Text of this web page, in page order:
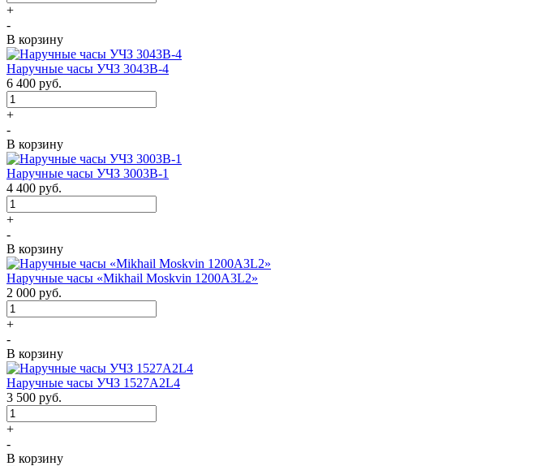
+
-
В корзину
Наручные часы УЧЗ 3043В-4
6 400 руб.
+
-
В корзину
Наручные часы УЧЗ 3003B-1
4 400 руб.
+
-
В корзину
Наручные часы «Mikhail Moskvin 1200A3L2»
2 000 руб.
+
-
В корзину
Наручные часы УЧЗ 1527A2L4
3 500 руб.
+
-
В корзину